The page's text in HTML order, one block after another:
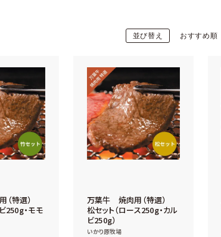
並び替え おすすめ順
特選）
250g・モモ
万葉牛 焼肉用（特選）
松セット（ロース250g・カル
ビ250g）
いかり原牧場